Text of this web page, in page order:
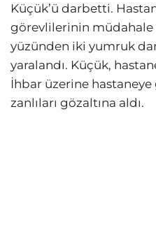
Küçük’ü darbetti.
görevlilerinin
yüzünden iki yumruk
yaralandı. Küçük,
İhbar üzerine
zanlıları gözaltına aldı.